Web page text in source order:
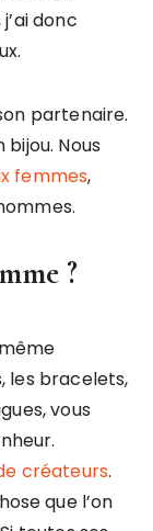
donc
partenaire.
bijou. Nous
femmes,
?
les bracelets,
vous
créateurs.
que l’on